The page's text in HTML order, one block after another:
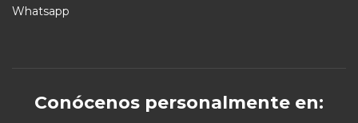
Whatsapp
Conócenos personalmente en: